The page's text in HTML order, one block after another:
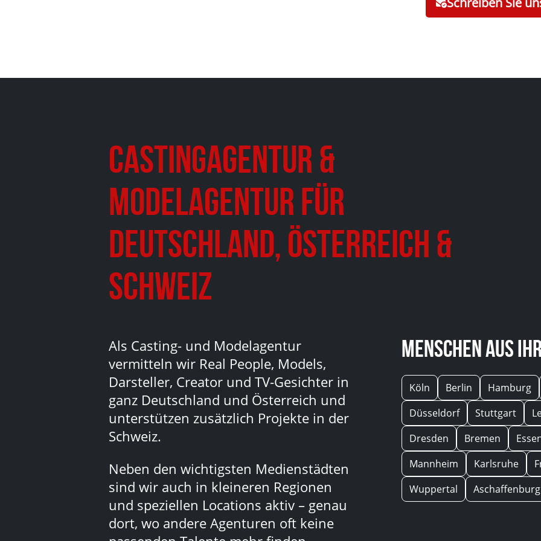
Castingagentur &
Modelagentur für
Deutschland, Österreich &
Schweiz
Als Casting- und Modelagentur
vermitteln wir Real People, Models,
Darsteller, Creator und TV-Gesichter in
ganz Deutschland und Österreich und
unterstützen zusätzlich Projekte in der
Schweiz.
Neben den wichtigsten Medienstädten
sind wir auch in kleineren Regionen
und speziellen Locations aktiv – genau
dort, wo andere Agenturen oft keine
Menschen aus
Köln Berlin
Hamburg
Düsseldorf
Stuttgart
Dresden
Bremen
Mannheim
Karlsruhe
Wuppertal
Aschaffenburg